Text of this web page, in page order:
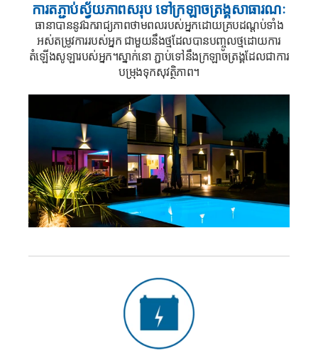
ការតភ្ជាប់ស្វ័យភាពសរុប ទៅក្រឡាចត្រង្គសាធារណៈ
ធានាបាននូវឯករាជ្យភាពថាមពលរបស់អ្នកដោយគ្របដណ្តប់ទាំង
អស់តម្រូវការរបស់អ្នក ជាមួយនឹងថ្មដែលបានបញ្ចូលថ្មដោយការ
តំឡើងសូឡារបស់អ្នក។ស្នាក់នោ ភ្ជាប់ទៅនឹងក្រឡាចត្រង្គដែលជាការ
បម្រុងទុកសុវត្ថិភាព។